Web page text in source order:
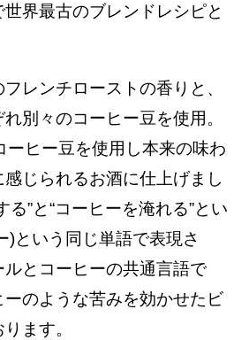
界最古のブレンドレシピと
フレンチローストの香りと、
別々のコーヒー豆を使用。
ーヒー豆を使用し本来の味わ
じられるお酒に仕上げまし
る”と“コーヒーを淹れる”とい
)という同じ単語で表現さ
とコーヒーの共通言語で
のような苦みを効かせたビ
ます。